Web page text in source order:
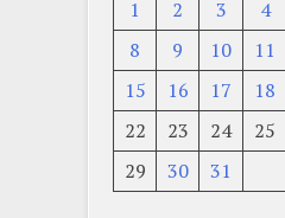
1
2 3 4
8
9 10 11
15
16 17 18
22
23 24 25
29
30 31